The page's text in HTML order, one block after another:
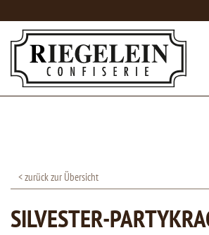
< zurück zur Übersicht
SILVESTER-